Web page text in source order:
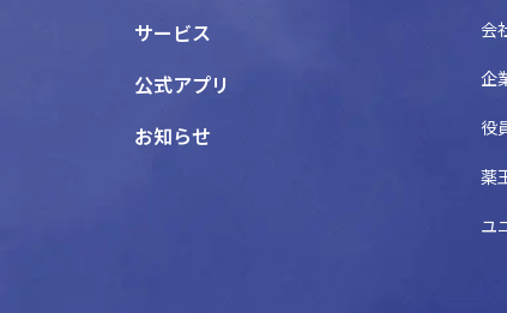
サービス
公式アプリ
お知らせ
会
企
役
薬
ユ